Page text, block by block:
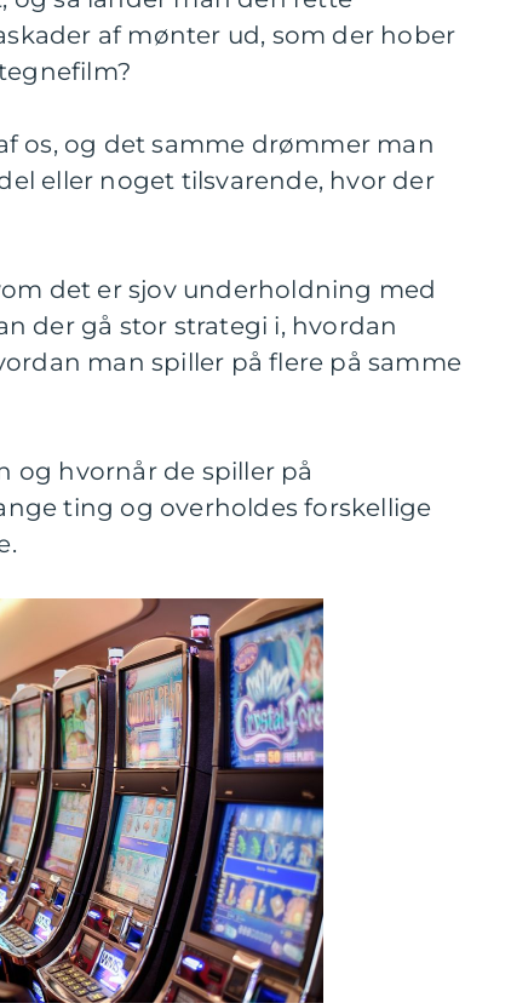
af mønter ud, som der hober
os, og det samme drømmer man
eller noget tilsvarende, hvor der
det er sjov underholdning med
der gå stor strategi i, hvordan
man spiller på flere på samme
og hvornår de spiller på
ting og overholdes forskellige